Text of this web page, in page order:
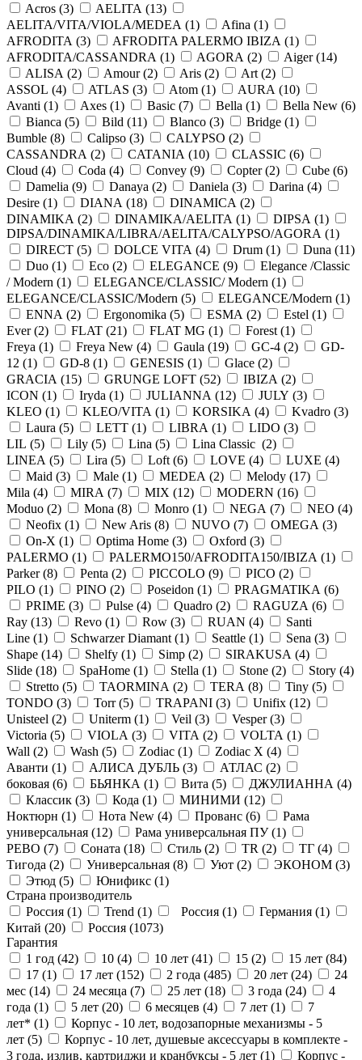
Acros (3) AELITA (13)
AELITA/VITA/VIOLA/MEDEA (1) Afina (1)
AFRODITA (3) AFRODITA PALERMO IBIZA (1)
AFRODITA/CASSANDRA (1) AGORA (2) Aiger (14)
ALISA (2) Amour (2) Aris (2) Art (2)
ASSOL (4) ATLAS (3) Atom (1) AURA (10)
Avanti (1) Axes (1) Basic (7) Bella (1) Bella New (6)
Bianca (5) Bild (11) Blanco (3) Bridge (1)
Bumble (8) Calipso (3) CALYPSO (2)
CASSANDRA (2) CATANIA (10) CLASSIC (6)
Cloud (4) Coda (4) Convey (9) Copter (2) Cube (6)
Damelia (9) Danaya (2) Daniela (3) Darina (4)
Desire (1) DIANA (18) DINAMICA (2)
DINAMIKA (2) DINAMIKA/AELITA (1) DIPSA (1)
DIPSA/DINAMIKA/LIBRA/AELITA/CALYPSO/AGORA (1)
DIRECT (5) DOLCE VITA (4) Drum (1) Duna (11)
Duo (1) Eco (2) ELEGANCE (9)
Elegance /Classic
/ Modern (1) ELEGANCE/CLASSIC/ Modern (1)
ELEGANCE/CLASSIC/Modern (5) ELEGANCE/Modern (1)
ENNA (2) Ergonomika (5) ESMA (2) Estel (1)
Ever (2) FLAT (21) FLAT MG (1) Forest (1)
Freya (1) Freya New (4) Gaula (19) GC-4 (2)
GD-
12 (1) GD-8 (1) GENESIS (1) Glace (2)
GRACIA (15) GRUNGE LOFT (52) IBIZA (2)
ICON (1) Iryda (1) JULIANNA (12) JULY (3)
KLEO (1) KLEO/VITA (1) KORSIKA (4) Kvadro (3)
Laura (5) LETT (1) LIBRA (1) LIDO (3)
LIL (5) Lily (5) Lina (5) Lina Classic (2)
LINEA (5) Lira (5) Loft (6) LOVE (4) LUXE (4)
Maid (3) Male (1) MEDEA (2) Melody (17)
Mila (4) MIRA (7) MIX (12) MODERN (16)
Moduo (2) Mona (8) Monro (1) NEGA (7) NEO (4)
Neofix (1) New Aris (8) NUVO (7) OMEGA (3)
On-X (1) Optima Home (3) Oxford (3)
PALERMO (1) PALERMO150/AFRODITA150/IBIZA (1)
Parker (8) Penta (2) PICCOLO (9) PICO (2)
PILO (1) PINO (2) Poseidon (1) PRAGMATIKA (6)
PRIME (3) Pulse (4) Quadro (2) RAGUZA (6)
Ray (13) Revo (1) Row (3) RUAN (4)
Santi
Line (1) Schwarzer Diamant (1) Seattle (1) Sena (3)
Shape (14) Shelfy (1) Simp (2) SIRAKUSA (4)
Slide (18) SpaHome (1) Stella (1) Stone (2) Story (4)
Stretto (5) TAORMINA (2) TERA (8) Tiny (5)
TONDO (3) Torr (5) TRAPANI (3) Unifix (12)
Unisteel (2) Uniterm (1) Veil (3) Vesper (3)
Victoria (5) VIOLA (3) VITA (2) VOLTA (1)
Wall (2) Wash (5) Zodiac (1) Zodiac X (4)
Аванти (1) АЛИСА ДУБЛЬ (3) АТЛАС (2)
боковая (6) БЬЯНКА (1) Вита (5) ДЖУЛИАННА (4)
Классик (3) Кода (1) МИНИМИ (12)
Ноктюрн (1) Нота New (4) Прованс (6)
Рама
универсальная (12) Рама универсальная ПУ (1)
РЕВО (7) Соната (18) Стиль (2) ТR (2) ТГ (4)
Тигода (2) Универсальная (8) Уют (2) ЭКОНОМ (3)
Этюд (5) Юнификс (1)
Страна производитель
Россия (1) Trend (1) Россия (1) Германия (1)
Китай (20) Россия (1073)
Гарантия
1 год (42) 10 (4) 10 лет (41) 15 (2) 15 лет (84)
17 (1) 17 лет (152) 2 года (485) 20 лет (24)
24
мес (14) 24 месяца (7) 25 лет (18) 3 года (24)
4
года (1) 5 лет (20) 6 месяцев (4) 7 лет (1)
7
лет* (1)
Корпус - 10 лет, водозапорные механизмы - 5
лет (5)
Корпус - 10 лет, душевые аксессуары в комплекте -
3 года, излив, картриджи и кранбуксы - 5 лет (1) Корпус -